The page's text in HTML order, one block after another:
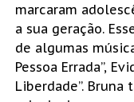
marcaram
a sua geração.
de algumas
Pessoa Errada”,
Liberdade”. Bruna